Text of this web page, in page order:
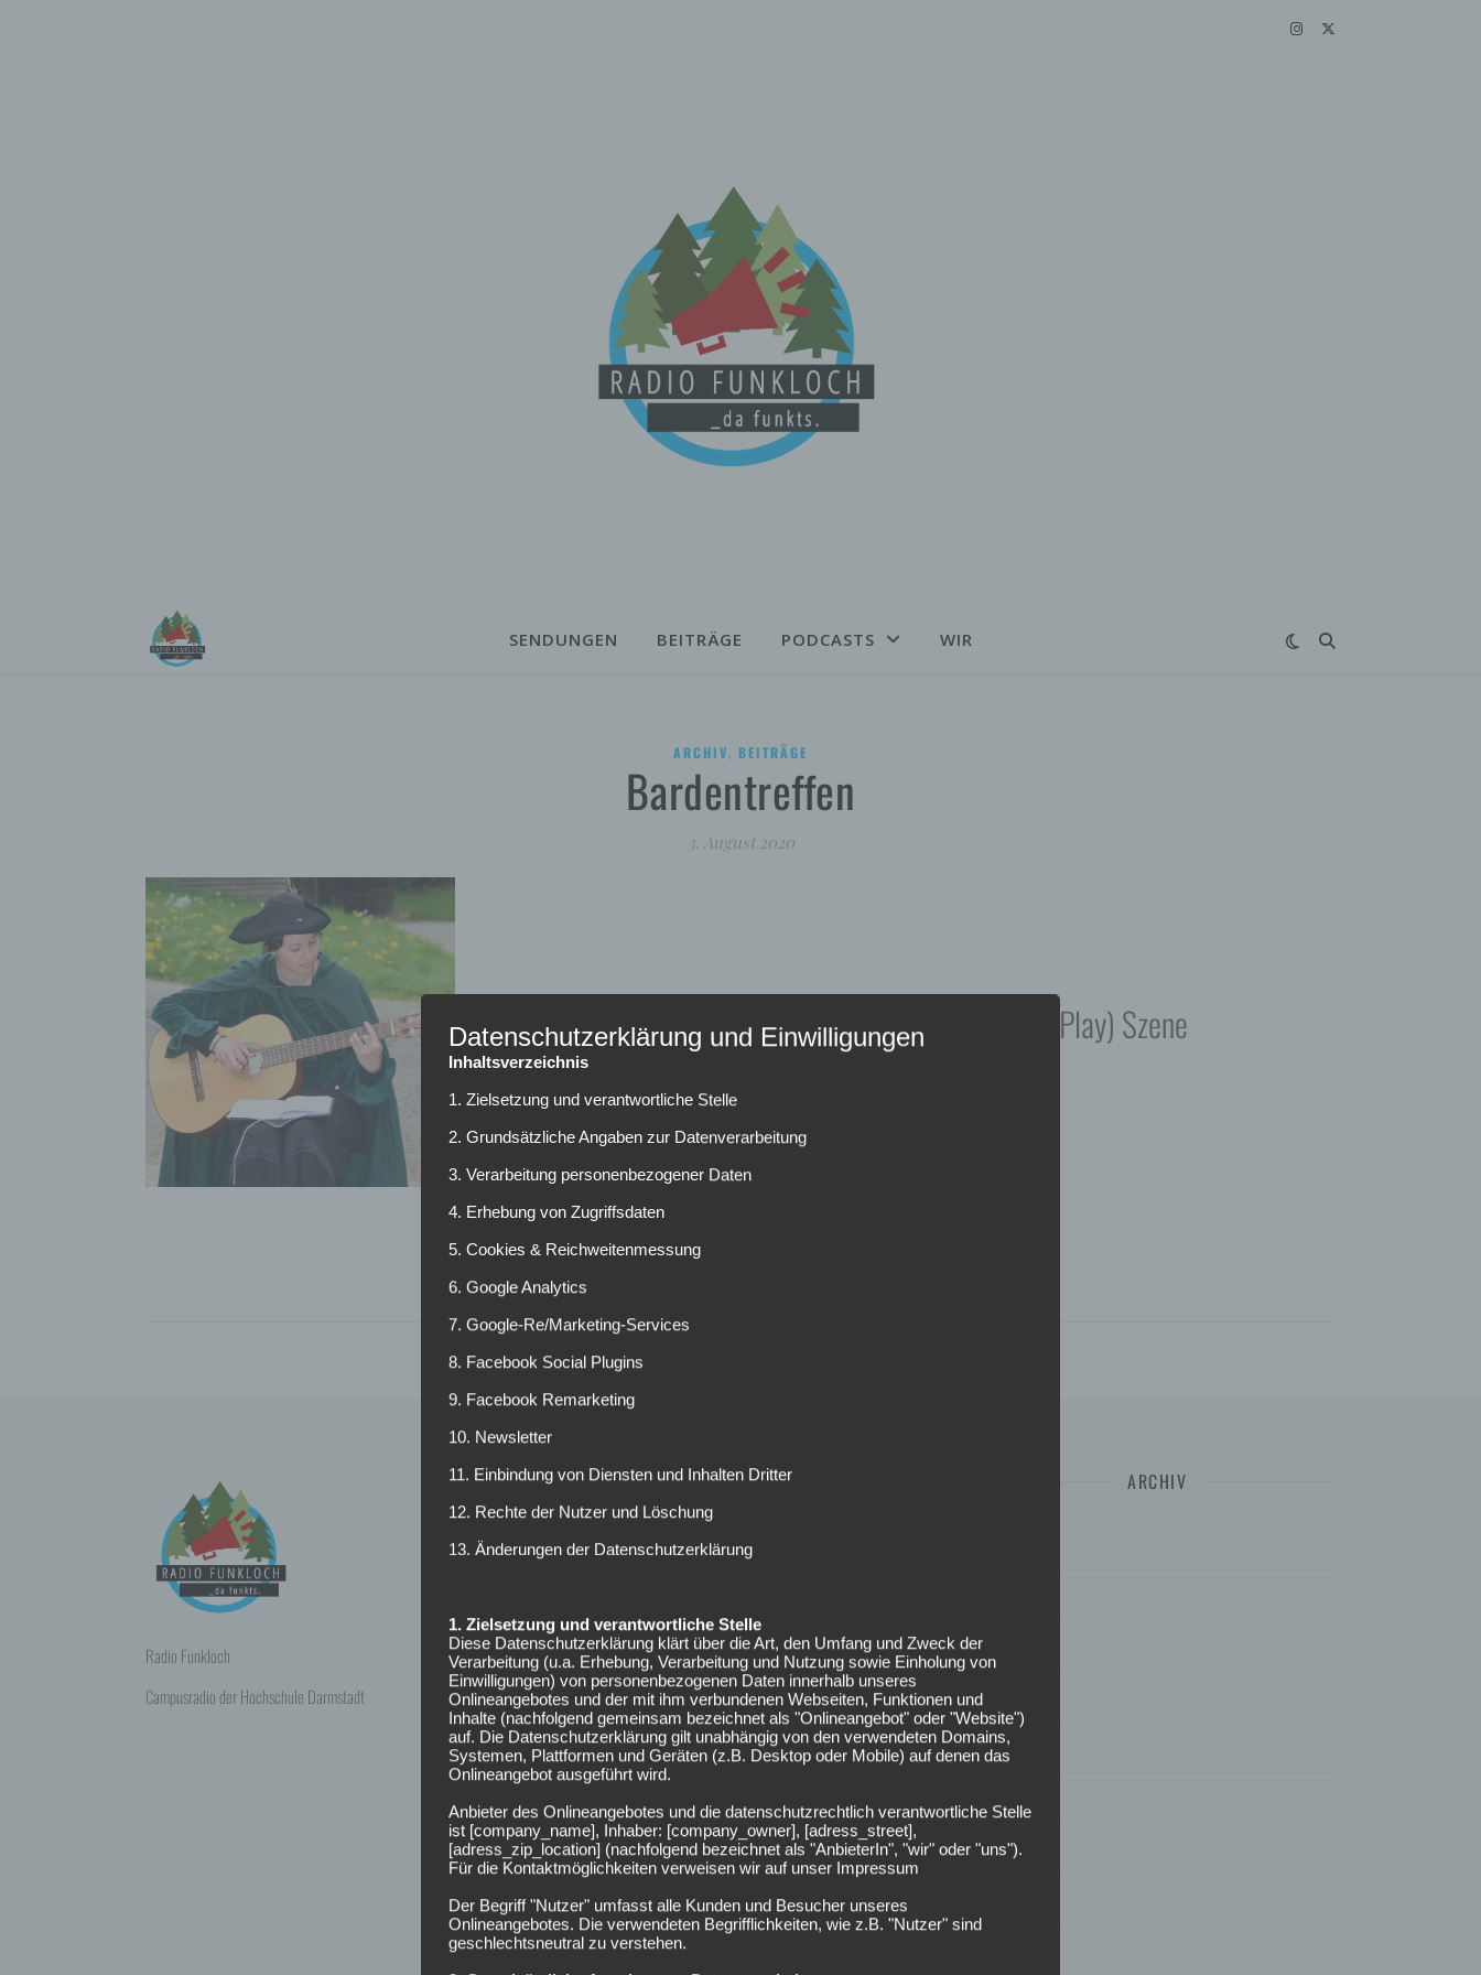
SENDUNGEN BEITRÄGE PODCASTS WIR
ARCHIV, BEITRÄGE
Bardentreffen
3. August 2020
Einblick in einen Teil der LARP (Live Action Role Play) Szene
Radio Funkloch
Campusradio der Hochschule Darmstadt
NEUESTE BEITRÄGE
März 2025
Dezember 2024
Lohnt es sich…?
Lohnt es sich nett zu sein?
ARCHIV
Juni 2024
Februar 2024
Januar 2024
Juli 2023
Datenschutzerklärung und Einwilligungen
Inhaltsverzeichnis
1. Zielsetzung und verantwortliche Stelle
2. Grundsätzliche Angaben zur Datenverarbeitung
3. Verarbeitung personenbezogener Daten
4. Erhebung von Zugriffsdaten
5. Cookies & Reichweitenmessung
6. Google Analytics
7. Google-Re/Marketing-Services
8. Facebook Social Plugins
9. Facebook Remarketing
10. Newsletter
11. Einbindung von Diensten und Inhalten Dritter
12. Rechte der Nutzer und Löschung
13. Änderungen der Datenschutzerklärung
1. Zielsetzung und verantwortliche Stelle
Diese Datenschutzerklärung klärt über die Art, den Umfang und Zweck der
Verarbeitung (u.a. Erhebung, Verarbeitung und Nutzung sowie Einholung von
Einwilligungen) von personenbezogenen Daten innerhalb unseres
Onlineangebotes und der mit ihm verbundenen Webseiten, Funktionen und
Inhalte (nachfolgend gemeinsam bezeichnet als "Onlineangebot" oder "Website")
auf. Die Datenschutzerklärung gilt unabhängig von den verwendeten Domains,
Systemen, Plattformen und Geräten (z.B. Desktop oder Mobile) auf denen das
Onlineangebot ausgeführt wird.
Anbieter des Onlineangebotes und die datenschutzrechtlich verantwortliche Stelle
ist [company_name], Inhaber: [company_owner], [adress_street],
[adress_zip_location] (nachfolgend bezeichnet als "AnbieterIn", "wir" oder "uns").
Für die Kontaktmöglichkeiten verweisen wir auf unser Impressum
Der Begriff "Nutzer" umfasst alle Kunden und Besucher unseres
Onlineangebotes. Die verwendeten Begrifflichkeiten, wie z.B. "Nutzer" sind
geschlechtsneutral zu verstehen.